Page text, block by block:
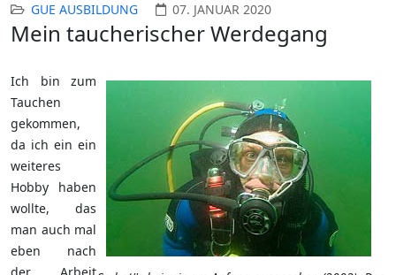
GUE AUSBILDUNG 07. JANUAR 2020
Mein taucherischer Werdegang
Ich bin zum
Tauchen
gekommen,
da ich ein ein
weiteres
Hobby haben
wollte, das
man auch mal
eben nach